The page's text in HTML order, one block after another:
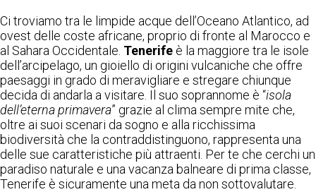
Ci troviamo tra le limpide acque dell’Oceano Atlantico, ad
ovest delle coste africane, proprio di fronte al Marocco e
al Sahara Occidentale. Tenerife è la maggiore tra le isole
dell’arcipelago, un gioiello di origini vulcaniche che offre
paesaggi in grado di meravigliare e stregare chiunque
decida di andarla a visitare. Il suo soprannome è “isola
dell’eterna primavera” grazie al clima sempre mite che,
oltre ai suoi scenari da sogno e alla ricchissima
biodiversità che la contraddistinguono, rappresenta una
delle sue caratteristiche più attraenti. Per te che cerchi un
paradiso naturale e una vacanza balneare di prima classe,
Tenerife è sicuramente una meta da non sottovalutare.